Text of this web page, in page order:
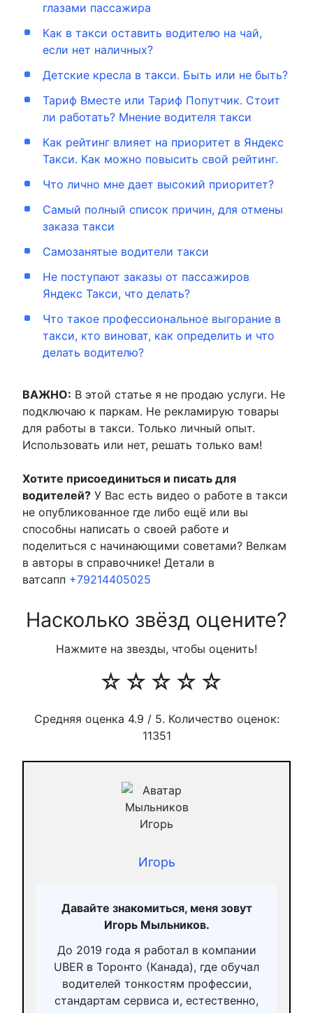
глазами пассажира
Как в такси оставить водителю на чай,
если нет наличных?
Детские кресла в такси. Быть или не быть?
Тариф Вместе или Тариф Попутчик. Стоит
ли работать? Мнение водителя такси
Как рейтинг влияет на приоритет в Яндекс
Такси. Как можно повысить свой рейтинг.
Что лично мне дает высокий приоритет?
Самый полный список причин, для отмены
заказа такси
Самозанятые водители такси
Не поступают заказы от пассажиров
Яндекс Такси, что делать?
Что такое профессиональное выгорание в
такси, кто виноват, как определить и что
делать водителю?
ВАЖНО: В этой статье я не продаю услуги. Не
подключаю к паркам. Не рекламирую товары
для работы в такси. Только личный опыт.
Использовать или нет, решать только вам!
Хотите присоединиться и писать для
водителей? У Вас есть видео о работе в такси
не опубликованное где либо ещё или вы
способны написать о своей работе и
поделиться с начинающими советами? Велкам
в авторы в справочнике! Детали в
ватсапп +79214405025
Насколько звёзд оцените?
Нажмите на звезды, чтобы оценить!
☆
☆
☆
☆
☆
Средняя оценка 4.9 / 5. Количество оценок:
11351
Игорь
Давайте знакомиться, меня зовут
Игорь Мыльников.
До 2019 года я работал в компании
UBER в Торонто (Канада), где обучал
водителей тонкостям профессии,
стандартам сервиса и, естественно,